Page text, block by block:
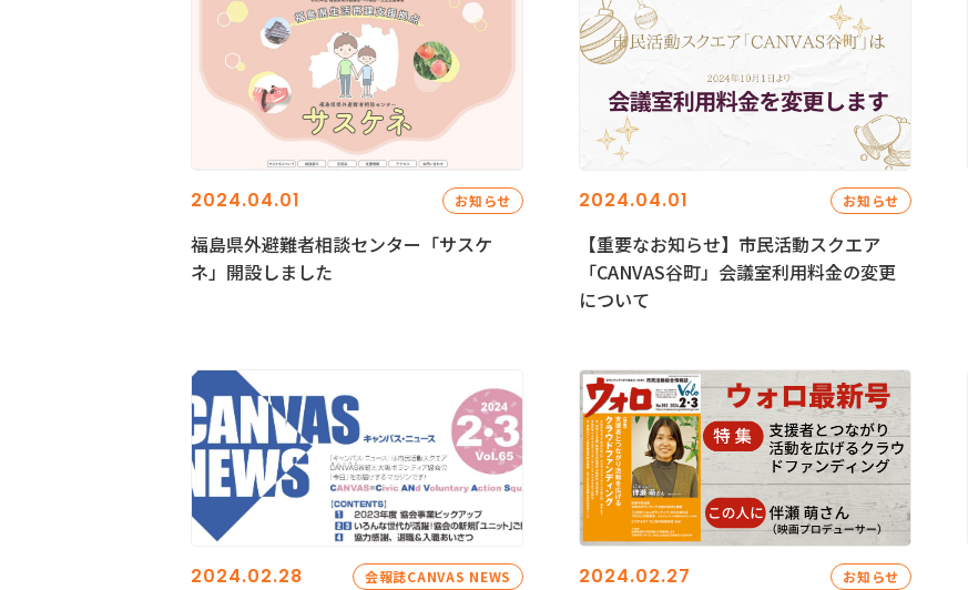
2024.04.01 お知らせ
福島県外避難者相談センター「サスケ
ネ」開設しました
2024.04.01 お知らせ
【重要なお知らせ】市民活動スクエア
「CANVAS谷町」会議室利用料金の変更
について
2024.02.28 会報誌CANVAS NEWS 2024.02.27 お知らせ